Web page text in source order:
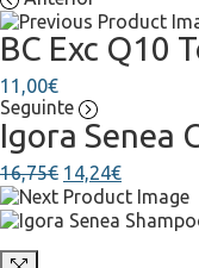
BC Exc Q10
11,00€
Seguinte
Igora Senea
16,75€ 14,24€